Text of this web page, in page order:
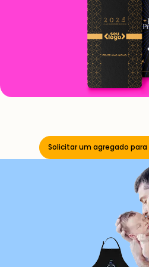
Solicitar um agregado